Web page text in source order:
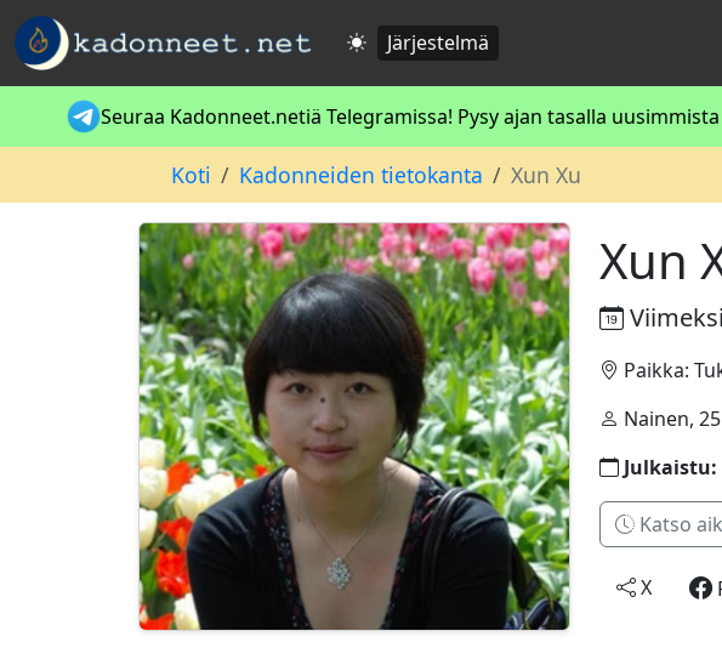
Järjestelmä
Seuraa Kadonneet.netiä Telegramissa! Pysy ajan tasalla
Koti Kadonneiden tietokanta Xun Xu
Xun
Paikka:
Nainen,
Julkaistu:
Katso
X